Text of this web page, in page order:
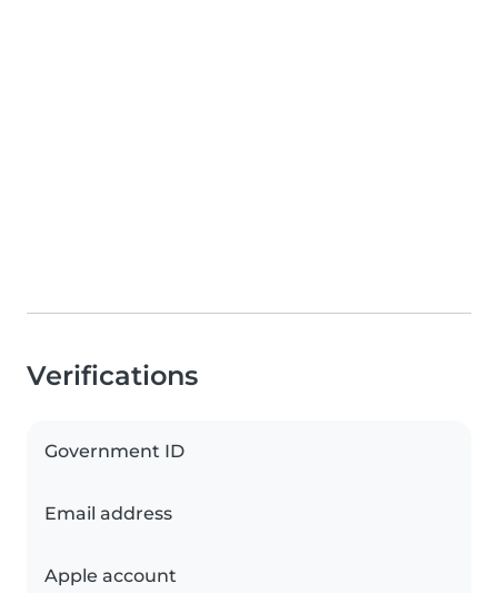
Verifications
Government ID
Email address
Apple account